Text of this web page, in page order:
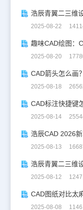
2025-08-22
2025-08-20
CAD箭头怎么画
2025-08-18
2025-08-14
2025-08-13
2025-08-12
2025-08-08